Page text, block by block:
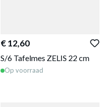
€ 12,60
S/6 Tafelmes ZELIS 22 cm
Op voorraad